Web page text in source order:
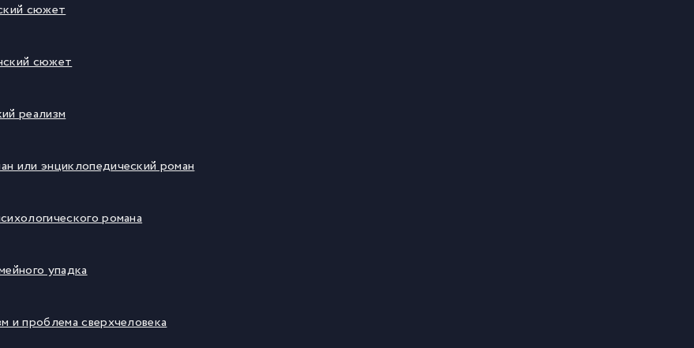
сюжет
сюжет
реализм
или энциклопедический роман
романа
упадка
и проблема сверхчеловека